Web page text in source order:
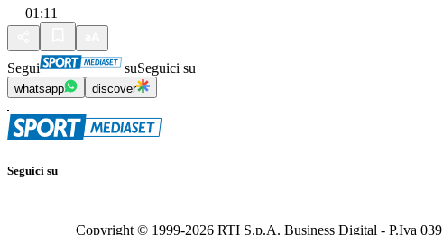
01:11
Segui suSeguici su
whatsapp discover
Seguici su
Copyright © 1999-2026 RTI S.p.A. Business Digital - P.Iva